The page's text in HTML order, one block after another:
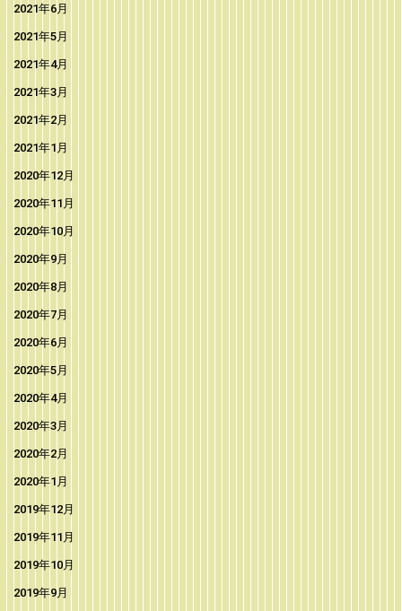
2021年6月
2021年5月
2021年4月
2021年3月
2021年2月
2021年1月
2020年12月
2020年11月
2020年10月
2020年9月
2020年8月
2020年7月
2020年6月
2020年5月
2020年4月
2020年3月
2020年2月
2020年1月
2019年12月
2019年11月
2019年10月
2019年9月